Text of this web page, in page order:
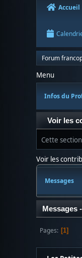
Accueil
Forum
Menu
Infos du
Voir les
Cette
Voir les
Messages
Messages
Pages 1